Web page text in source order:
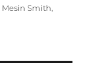
Mesin Smith,